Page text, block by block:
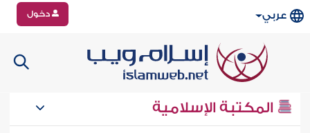
عربي دخول
المكتبة الإسلامية